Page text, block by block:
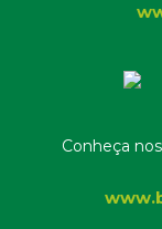
Conheça